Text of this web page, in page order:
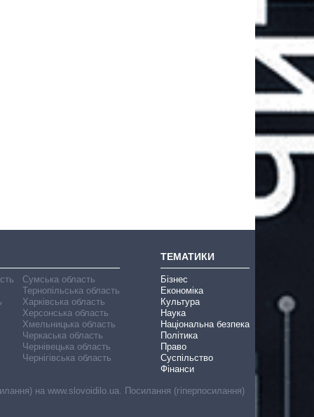
Сумська область
Тернопільська область
Харківська область
Херсонська область
Хмельницька область
Черкаська область
Чернівецька область
Чернігівська область
ТЕМАТИКИ
Бізнес
Економіка
Культура
Наука
Національна безпека
Політика
Право
Суспільство
Фінанси
на www.slovoidilo.ua. Посилання (гіперпосилання)